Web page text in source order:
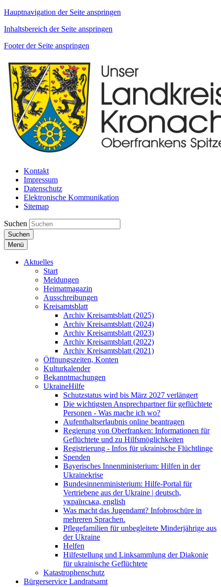
Hauptnavigation der Seite anspringen
Inhaltsbereich der Seite anspringen
Footer der Seite anspringen
Kontakt
Impressum
Datenschutz
Elektronische Kommunikation
Sitemap
Suchen
Suchen
Menü
Aktuelles
Start
Meldungen
Heimatmagazin
Ausschreibungen
Kreisamtsblatt
Archiv Kreisamtsblatt (2025)
Archiv Kreisamtsblatt (2024)
Archiv Kreisamtsblatt (2023)
Archiv Kreisamtsblatt (2022)
Archiv Kreisamtsblatt (2021)
Öffnungszeiten, Konten
Kulturkalender
Bekanntmachungen
UkraineHilfe
Schutzstatus wird bis März 2027 verlängert
Die wichtigsten Ansprechpartner für geflüchtete
Personen - Was mache ich wo?
Aufenthaltserlaubnis online beantragen
Regierung von Oberfranken: Informationen für
Geflüchtete und zu Hilfsmöglichkeiten
Registrierung - Infos für ukrainische Flüchtlinge
Spenden
Bayerisches Innenministerium: Hilfen in der
Ukrainekrise
Bundesinnenministerium: Hilfe-Portal für
Vertriebene aus der Ukraine | deutsch,
українська, english
Was macht das Jugendamt? Infobroschüre in
mehreren Sprachen.
Pflegefamilien für unbegleitete Minderjährige aus
der Ukraine
Helfen
Hilfestellung und Linksammlung der Diakonie
für ukrainische Geflüchtete
Katastrophenschutz
Bürgerservice Landratsamt